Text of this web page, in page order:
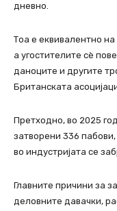
дневно.
Тоа е еквивалентно
а угостителите сè
даноците и другите
Британската
Претходно, во 2025
затворени 336
во индустријата се
Главните причини за
деловните давачки,